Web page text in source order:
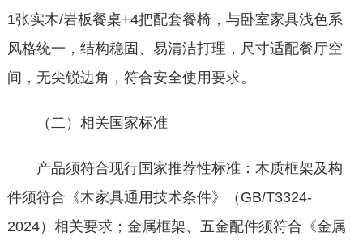
1张实木/岩板餐桌+4把配套餐椅，与卧室家具浅色系
风格统一，结构稳固、易清洁打理，尺寸适配餐厅空
间，无尖锐边角，符合安全使用要求。
（二）相关国家标准
产品须符合现行国家推荐性标准：木质框架及构
件须符合《木家具通用技术条件》（GB/T3324-
2024）相关要求；金属框架、五金配件须符合《金属